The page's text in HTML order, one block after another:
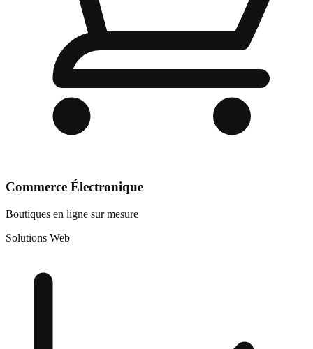
Commerce Électronique
Boutiques en ligne sur mesure
Solutions Web